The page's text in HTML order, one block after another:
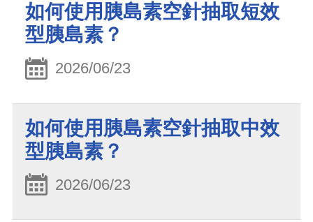
如何使用胰島素空針抽取短效
型胰島素？
2026/06/23
如何使用胰島素空針抽取中效
型胰島素？
2026/06/23